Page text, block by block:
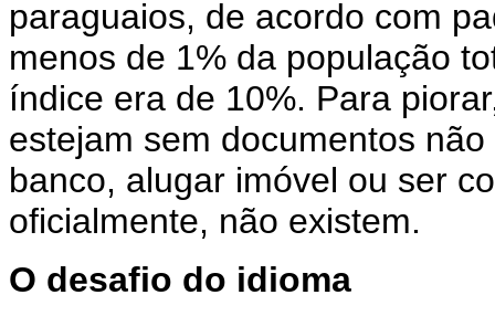
paraguaios, de acordo com
menos de 1% da população
índice era de 10%. Para
estejam sem documentos
banco, alugar imóvel ou ser
oficialmente, não existem.
O desafio do idioma